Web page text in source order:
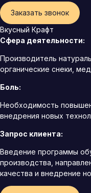
Заказать звонок
Вкусный Крафт
Сфера деятельности:
Производитель
органические снеки,
Боль:
Необходимость
внедрения новых
Запрос клиента:
Введение программы
производства,
качества и внедрение